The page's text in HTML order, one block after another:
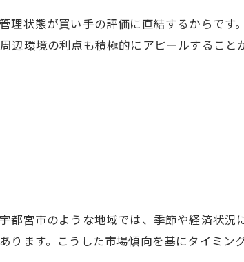
状態が買い手の評価に直結するからです
環境の利点も積極的にアピールすること
都宮市のような地域では、季節や経済状況
ます。こうした市場傾向を基にタイミン